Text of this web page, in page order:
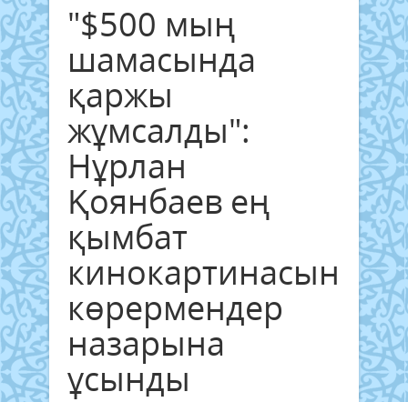
"$500 мың
шамасында
қаржы
жұмсалды":
Нұрлан
Қоянбаев ең
қымбат
кинокартинасын
көрермендер
назарына
ұсынды